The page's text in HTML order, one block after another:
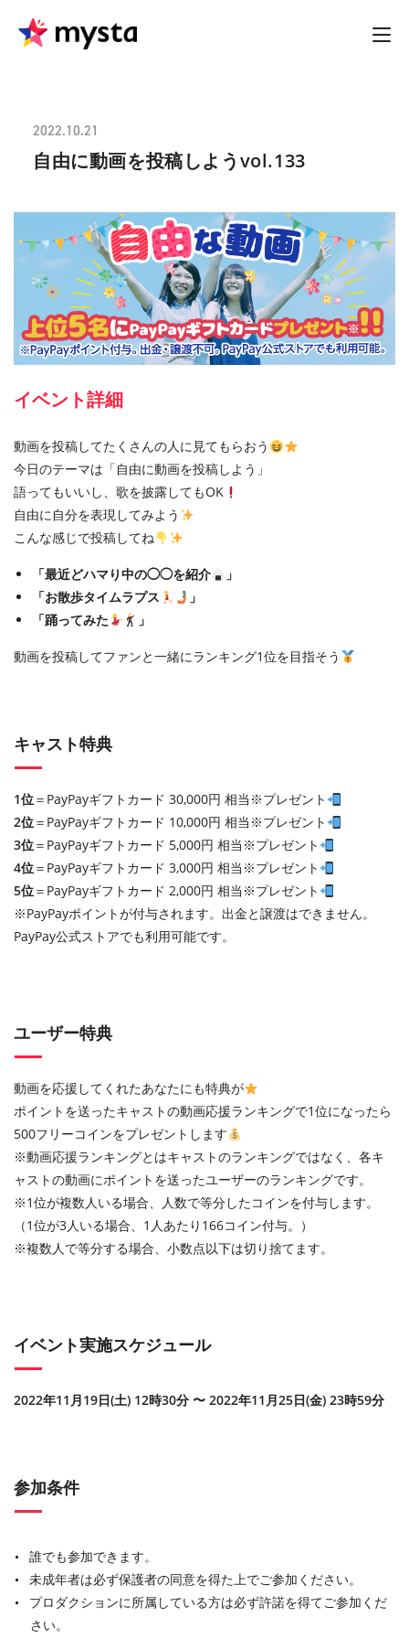
2022.10.21
自由に動画を投稿しようvol.133
イベント詳細
動画を投稿してたくさんの人に見てもらおう
今日のテーマは「自由に動画を投稿しよう」
語ってもいいし、歌を披露してもOK
自由に自分を表現してみよう
こんな感じで投稿してね
「最近どハマり中の◯◯を紹介
」
「お散歩タイムラプス
」
「踊ってみた
」
動画を投稿してファンと一緒にランキング1位を目指そう
キャスト特典
1位＝PayPayギフトカード 30,000円 相当※プレゼント
2位＝PayPayギフトカード 10,000円 相当※プレゼント
3位＝PayPayギフトカード 5,000円 相当※プレゼント
4位＝PayPayギフトカード 3,000円 相当※プレゼント
5位＝PayPayギフトカード 2,000円 相当※プレゼント
※PayPayポイントが付与されます。出金と譲渡はできません。
PayPay公式ストアでも利用可能です。
ユーザー特典
動画を応援してくれたあなたにも特典が
ポイントを送ったキャストの動画応援ランキングで1位になったら
500フリーコインをプレゼントします
※動画応援ランキングとはキャストのランキングではなく、各キ
ャストの動画にポイントを送ったユーザーのランキングです。
※1位が複数人いる場合、人数で等分したコインを付与します。
（1位が3人いる場合、1人あたり166コイン付与。）
※複数人で等分する場合、小数点以下は切り捨てます。
イベント実施スケジュール
2022年11月19日(土) 12時30分 〜 2022年11月25日(金) 23時59分
参加条件
誰でも参加できます。
未成年者は必ず保護者の同意を得た上でご参加ください。
プロダクションに所属している方は必ず許諾を得てご参加くだ
さい。